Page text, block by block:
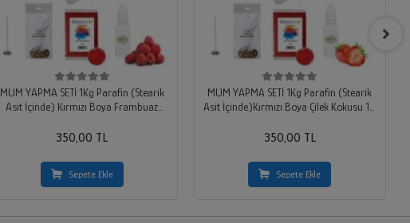
MUM YAPMA SETİ 1Kg Parafin (Stearik
Asit İçinde) Kırmızı Boya Frambuaz
350,00 TL
Sepete Ekle
MUM YAPMA SETİ 1Kg Parafin (Stearik
Asit İçinde)Kırmızı Boya Çilek Kokusu 10
350,00 TL
Sepete Ekle